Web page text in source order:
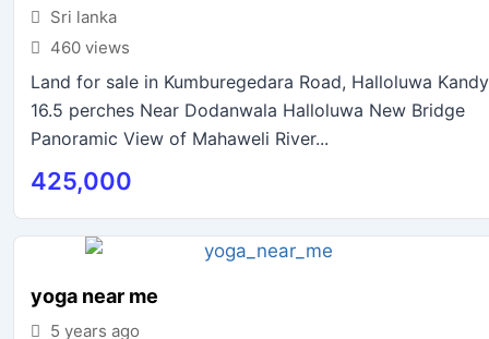
Sri lanka
460 views
Land for sale in Kumburegedara Road, Halloluwa Kandy
16.5 perches Near Dodanwala Halloluwa New Bridge
Panoramic View of Mahaweli River...
425,000
yoga near me
5 years ago